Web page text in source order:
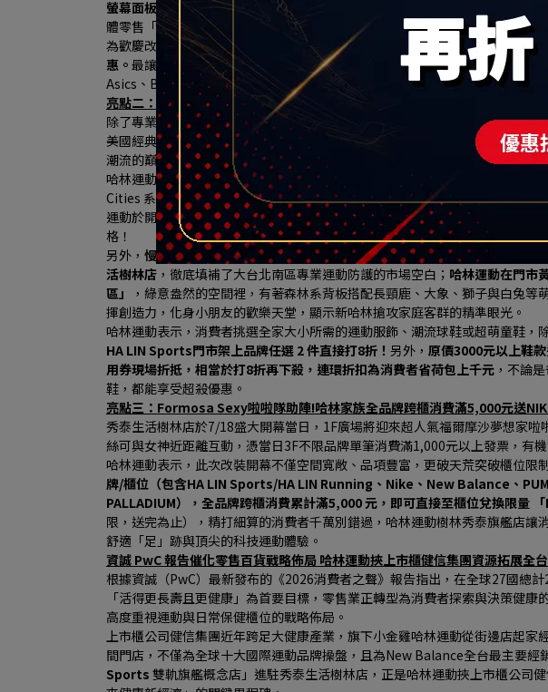
螢幕面板，
消費者可以現場換上心儀的跑鞋，在跑步機上模擬真實慢跑姿態
體零售「沉浸式體驗」新門市。
為歡慶改裝開幕，HA LIN Running專區商品全面 9 折，更新增「滿 $3,600 折
惠。 最讓跑友心動的是，只要購買鞋款的「原價金額滿 $3,000 元以上」（不論
Asics、BROOKS的頂級專業機能跑鞋），
再加碼送上 「哈林運動家族品牌
亮點二：HA LIN Sports：獨家MINNETONKA聯名鞋款首發，多品牌2件8折優惠
除了專業機能運動，哈林運動此次同步規劃 HA LIN Sports 潮流休閒區，並宣
美國經典手工皮鞋傳奇品牌「MINNETONKA（迷你唐卡）」台灣獨家總代理權
潮流的巔峰之作 ── 「MS70 復古運動休閒鞋系列（MS70 Retro Sneaker）
哈林運動表示，為慶祝秀泰生活樹林店盛大改裝開幕，HA LIN Sports門市限
Cities 系列 ── 珍珠奶茶款與小籠包款」女鞋！其中「小籠包款」鞋品，除
運動於開幕慶期間再加碼贈送 2 款限定配色鞋帶（共 4 款鞋帶），讓消費者一
格！
另外， 慢跑與重訓迷最愛的 UNDER ARMOUR (UA) 與日系慢跑工藝龍頭
活樹林店 ，徹底填補了大台北南區專業運動防護的市場空白； 哈林運動在門市
區」
，綠意盎然的空間裡，有著森林系背板搭配長頸鹿、大象、獅子與白兔
揮創造力，化身小朋友的歡樂天堂，顯示新哈林搶攻家庭客群的精準眼光。
哈林運動表示，消費者挑選全家大小所需的運動服飾、潮流球鞋或超萌童鞋，
HA LIN Sports門市架上品牌任選 2 件直接打8折！ 另外， 原價3000元以上鞋款
用券現場折抵，相當於打8折再下殺，連環折扣為消費者省荷包上千元 ，不論
鞋，都能享受超殺優惠。
亮點三：Formosa Sexy啦啦隊助陣!哈林家族全品牌跨櫃消費滿5,000元送
秀泰生活樹林店於7/18盛大開幕當日，1F廣場將迎來超人氣福爾摩沙夢想家
絲可與女神近距離互動，憑當日3F不限品牌單筆消費滿1,000元以上發票，有
哈林運動表示，此次改裝開幕不僅空間寬敞、品項豐富，更破天荒突破櫃位限
牌/櫃位（包含HA LIN Sports/HA LIN Running、Nike、New Balance、
PALLADIUM），全品牌跨櫃消費累計滿5,000 元，即可直接至櫃位兌換限量
限，送完為止），精打細算的消費者千萬別錯過，哈林運動樹林秀泰旗艦店讓
舒適「足」跡與頂尖的科技運動體驗。
資誠 PwC 報告催化零售百貨戰略佈局 哈林運動挾上市櫃健信集團資源拓展全
根據資誠（PwC）最新發布的《2026消費者之聲》報告指出，在全球27國總
「活得更長壽且更健康」為首要目標，零售業正轉型為消費者探索與決策健
高度重視運動與日常保健櫃位的戰略佈局。
上市櫃公司健信集團近年跨足大健康產業，旗下小金雞哈林運動從街邊店起家
間門店，不僅為全球十大國際運動品牌操盤，且為New Balance全台最主要經
Sports 雙軌旗艦概念店」進駐秀泰生活樹林店，正是哈林運動挾上市櫃公司